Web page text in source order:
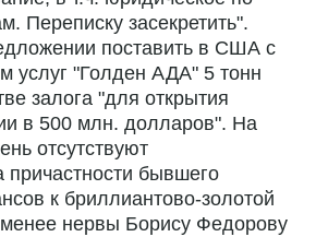
Переписку засекретить".
поставить в США с
услуг "Голден АДА" 5 тонн
залога "для открытия
в 500 млн. долларов". На
отсутствуют
причастности бывшего
к бриллиантово-золотой
нервы Борису Федорову